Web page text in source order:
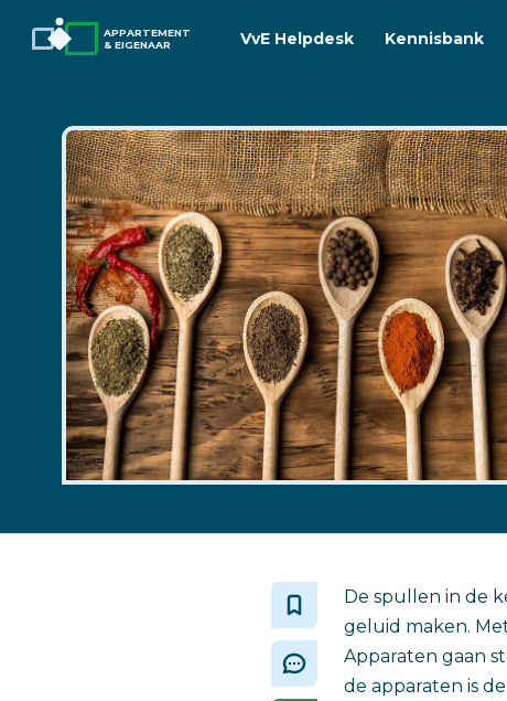
APPARTEMENT
& EIGENAAR
VvE Helpdesk Kennisbank
De spullen in de
geluid maken.
Apparaten gaan
de apparaten is